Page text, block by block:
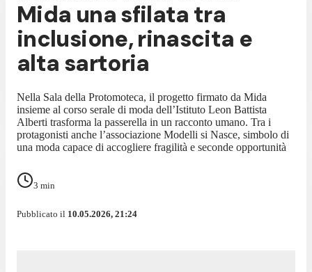
Mida una sfilata tra
inclusione, rinascita e
alta sartoria
Nella Sala della Protomoteca, il progetto firmato da Mida
insieme al corso serale di moda dell’Istituto Leon Battista
Alberti trasforma la passerella in un racconto umano. Tra i
protagonisti anche l’associazione Modelli si Nasce, simbolo di
una moda capace di accogliere fragilità e seconde opportunità
3 min
Pubblicato il 10.05.2026, 21:24